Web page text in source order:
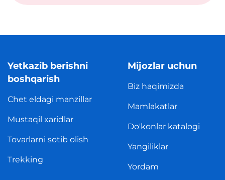
Yetkazib berishni
boshqarish
Chet eldagi manzillar
Mustaqil xaridlar
Tovarlarni sotib olish
Trekking
Mijozlar uchun
Biz haqimizda
Mamlakatlar
Do'konlar katalogi
Yangiliklar
Yordam